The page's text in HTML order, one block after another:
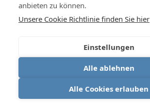
anbieten zu können.
Unsere Cookie Richtlinie finden Sie hier
Einstellungen
Alle ablehnen
Alle Cookies erlauben